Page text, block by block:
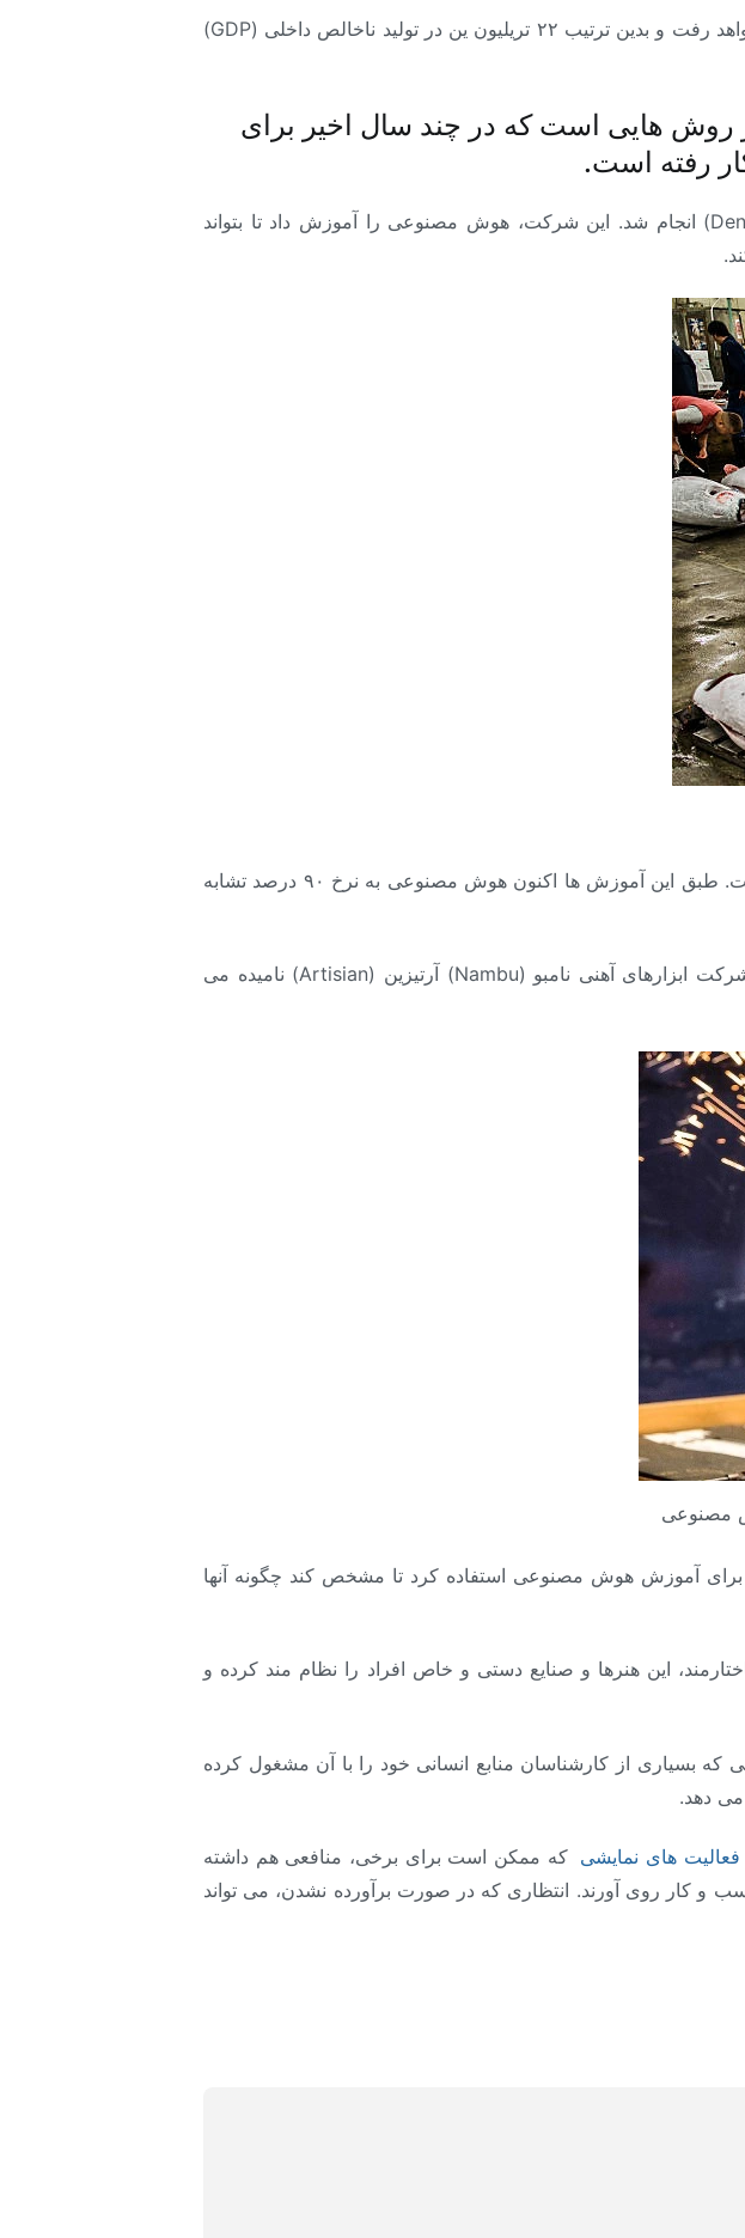
اگر این روند به همین ترتیب ادامه پیدا کند، حدود ۶.۵ میلیون شغل به زودی از بین خواهد رفت و بدین ترتیب ۲۲ تریلیون ین در تولید ناخالص داخلی (GDP)
روش هایی است که در چند سال اخیر برای
رفته است.
یک نمونه ی دیگر قابل توجه هم، کارهایی است که در آژانس بازاریابی دنتسو (Dentsu) انجام شد. این شرکت، هوش مصنوعی را آموزش داد تا بتواند
مهارت تحلیل کیفیت ماهی تن به طور سنتی در دست افراد خبره و با تجربه بوده است. طبق این آموزش ها اکنون هوش مصنوعی به نرخ ۹۰ درصد تشابه
) مصاحبه ای عمیق با خبرگانی که در شرکت ابزارهای آهنی نامبو (Nambu) آرتیزین (Artisian) نامیده می
مصنوعی
برای آموزش هوش مصنوعی استفاده کرد تا مشخص کند چگونه آنها
این هنرها و صنایع دستی و خاص افراد را نظام مند کرده و
که بسیاری از کارشناسان منابع انسانی خود را با آن مشغول کرده
می دهد.
فعالیت های نمایشی که ممکن است برای برخی، منافعی هم داشته
و کار روی آورند. انتظاری که در صورت برآورده نشدن، می تواند